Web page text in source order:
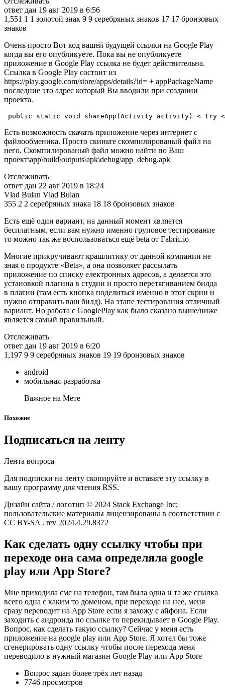
ответ дан 19 авг 2019 в 6:56
1,551 1 1 золотой знак 9 9 серебряных знаков 17 17 бронзовых
знаков
Очень просто Вот код вашей будущей ссылки на Google Play
когда вы его опубликуете. Пока вы не опубликуете
приложение в Google Play ссылка не будет действительна.
Ссылка в Google Play состоит из
https://play.google.com/store/apps/details?id= + appPackageName
последние это адрес который Вы вводили при создании
проекта.
public static void shareApp(Activity activity) < try <
Есть возможность скачать приложение через интернет с
файлообменика. Просто скиньте скомпилированый файл на
него. Скомпилированый файл можно найти по Ваш
проект\app\build\outputs\apk\debug\app_debug.apk
Отслеживать
ответ дан 22 авг 2019 в 18:24
Vlad Bulan Vlad Bulan
355 2 2 серебряных знака 18 18 бронзовых знаков
Есть ещё один вариант, на данный момент является
бесплатным, если вам нужно именно груповое тестирование
то можно так же воспользоваться ещё beta от Fabric.io
Многие прикручивают крашлитику от данной компании не
зная о продукте «Beta», а она позволяет рассылать
приложение по списку електронных адресов, а делается это
установкой плагина в студии и просто перетягиванием билда
в плагин (там есть кнопка поделиться именно в этот скрин и
нужно отправить ваш билд). На этапе тестирования отличный
вариант. Но работа с GooglePlay как было сказано выше/ниже
является самый правильный.
Отслеживать
ответ дан 19 авг 2019 в 6:20
1,197 9 9 серебряных знаков 19 19 бронзовых знаков
android
мобильная-разработка
Важное на Мете
Похожие
Подписаться на ленту
Лента вопроса
Для подписки на ленту скопируйте и вставьте эту ссылку в
вашу программу для чтения RSS.
Дизайн сайта / логотип © 2024 Stack Exchange Inc;
пользовательские материалы лицензированы в соответствии с
CC BY-SA . rev 2024.4.29.8372
Как сделать одну ссылку чтобы при
переходе она сама определяла google
play или App Store?
Мне приходила смс на телефон, там была одна и та же ссылка
всего одна с каким то доменом, при переходе на нее, меня
сразу переводит на App Store если я захожу с айфона. Если
заходить с андроида по ссылке то перекидывает в Google Play.
Вопрос, как сделать такую ссылку? Сейчас у меня есть
приложение на google play или App Store. Я хотел бы тоже
сгенерировать одну ссылку чтобы после перехода меня
переводило в нужный магазин Google Play или App Store
Вопрос задан более трёх лет назад
7746 просмотров